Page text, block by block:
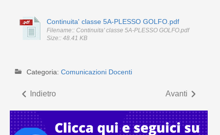
Continuita' classe 5A-PLESSO GOLFO.pdf
Filename:: Continuita' classe 5A-PLESSO GOLFO.pdf
Size:: 48.41 KB
Categoria: Comunicazioni Docenti
Indietro Avanti